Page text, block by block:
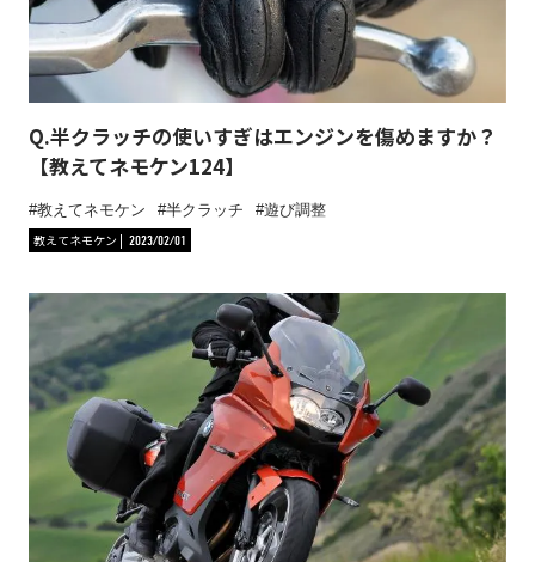
Q.半クラッチの使いすぎはエンジンを傷めますか？
【教えてネモケン124】
教えてネモケン 半クラッチ
遊び調整
教えてネモケン
2023/02/01